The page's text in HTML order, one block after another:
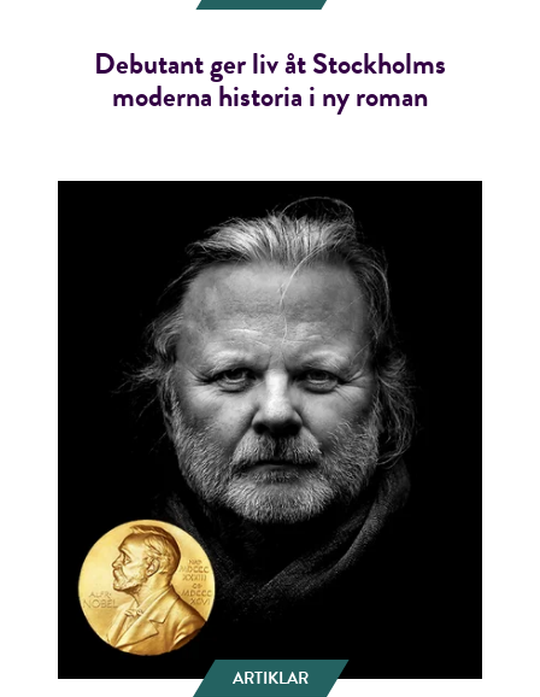
Debutant ger liv åt Stockholms
moderna historia i ny roman
ARTIKLAR